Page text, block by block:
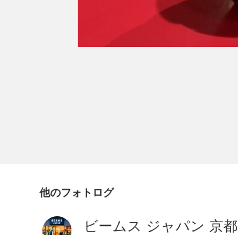
他のフォトログ
ビームス ジャパン 京都